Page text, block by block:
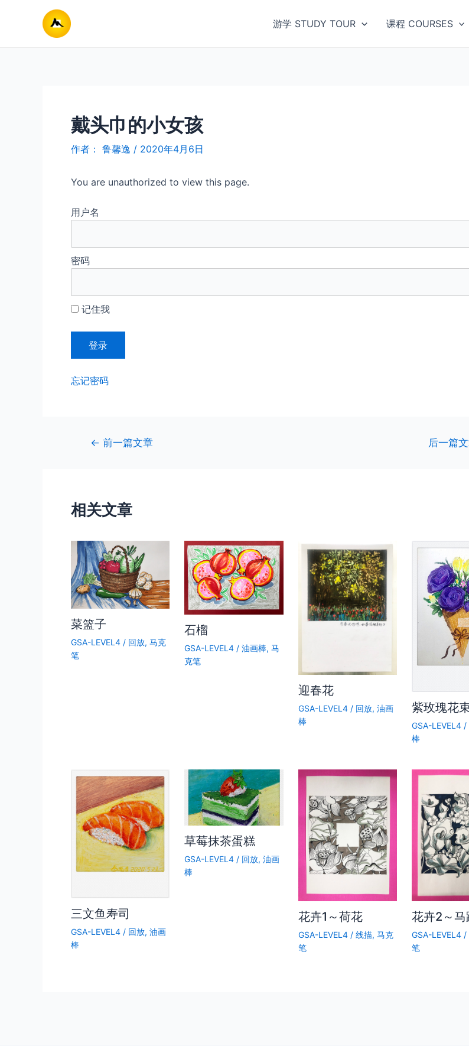
游学 STUDY TOUR 课程 COURSES
戴头巾的小女孩
作者： 鲁馨逸 / 2020年4月6日
You are unauthorized to view this page.
用户名
密码
记住我
忘记密码
← 前一篇文章 后一篇
相关文章
菜篮子
GSA-LEVEL4 / 回放, 马克
笔
石榴
GSA-LEVEL4 /油画棒,马
克笔
迎春花
GSA-LEVEL4/ 回放, 油画
棒
紫玫瑰花
GSA-LEVEL4/
棒
三文鱼寿司
GSA-LEVEL4 / 回放, 油画
棒
草莓抹茶蛋糕
GSA-LEVEL4 / 回放,油画
棒
花卉1～荷花
GSA-LEVEL4/ 线描, 马克
笔
花卉2～马
GSA-LEVEL4/
笔